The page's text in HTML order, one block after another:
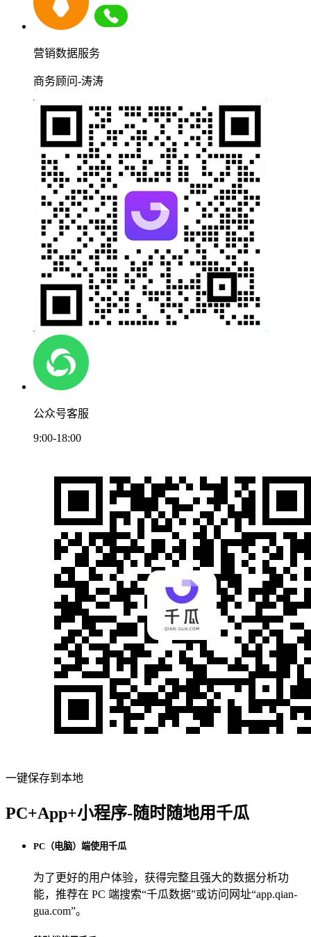
营销数据服务
商务顾问-涛涛
公众号客服
9:00-18:00
一键保存到本地
PC+App+小程序-随时随地用千瓜
PC（电脑）端使用千瓜
为了更好的用户体验，获得完整且强大的数据分析功
能，推荐在 PC 端搜索“千瓜数据”或访问网址“app.qian-
gua.com”。